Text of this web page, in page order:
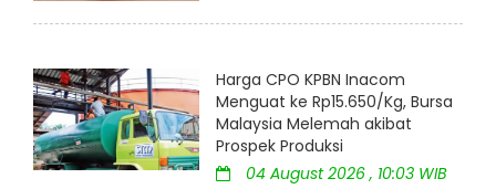
Harga CPO KPBN Inacom
Menguat ke Rp15.650/Kg, Bursa
Malaysia Melemah akibat
Prospek Produksi
04 August 2026 , 10:03 WIB